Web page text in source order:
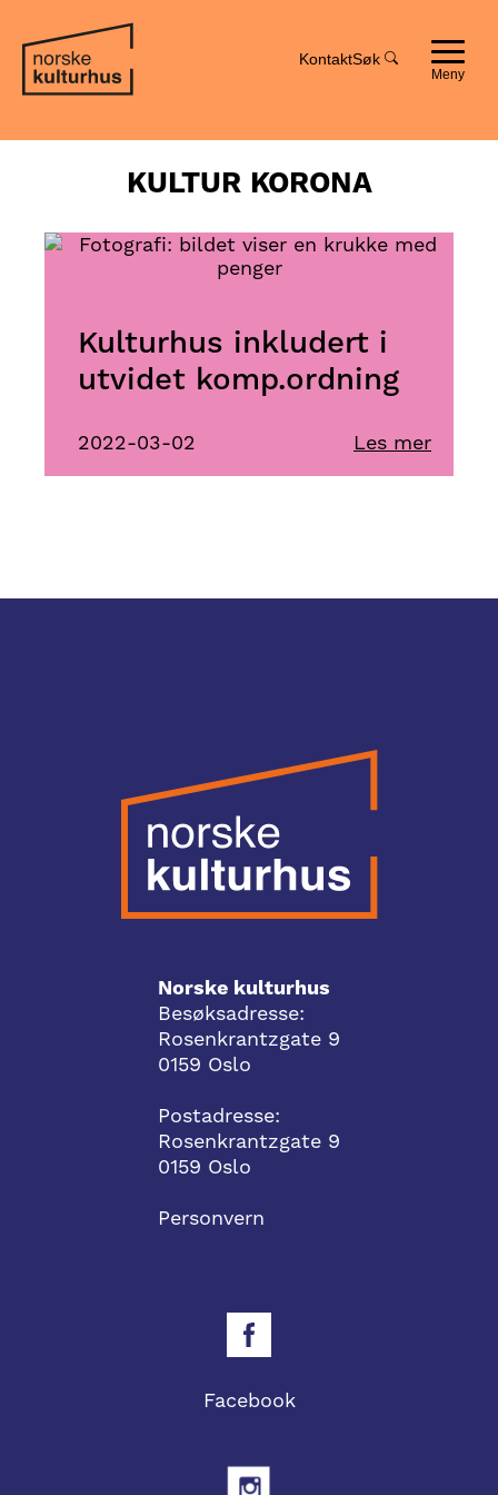
innhold
navigasjon
KontaktSøk
Toggle
KULTUR KORONA
Kulturhus inkludert i
utvidet komp.ordning
2022-03-02 Les mer
Norske kulturhus
Besøksadresse:
Rosenkrantzgate 9
0159 Oslo
Postadresse:
Rosenkrantzgate 9
0159 Oslo
Personvern
Facebook